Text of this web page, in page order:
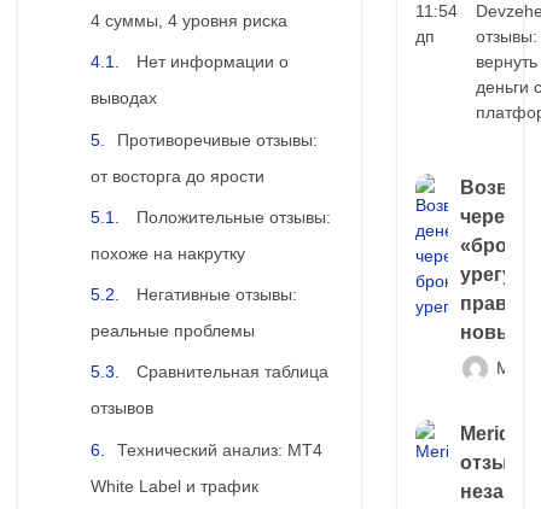
4 суммы, 4 уровня риска
Нет информации о
выводах
Противоречивые отзывы:
от восторга до ярости
Положительные отзывы:
похоже на накрутку
Негативные отзывы:
реальные проблемы
Сравнительная таблица
отзывов
Технический анализ: MT4
White Label и трафик
11:54
дп
отзывы:
вернуть
деньги с
через
правда
новый